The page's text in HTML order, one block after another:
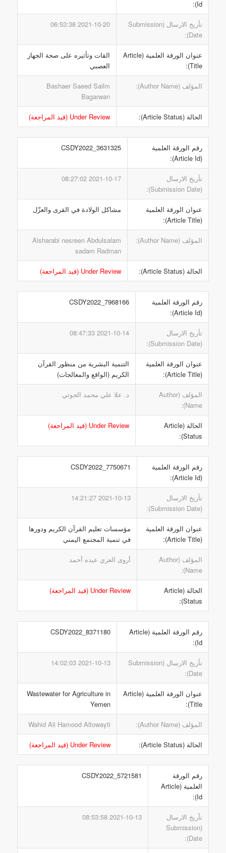
Id):
تأريخ الارسال (Submission
Date):
2021-10-20 06:53:38
عنوان الورقة العلمية (Article
Title):
القات وتأثيره على صحة الجهاز
العصبي
المؤلف (Author Name):
Bashaer Saeed Sailm
Bagarwan
الحالة (Article Status): Under Review (قيد المراجعة)
رقم الورقة العلمية
(Article Id):
CSDY2022_3631325
تأريخ الارسال
(Submission Date):
2021-10-17 08:27:02
عنوان الورقة العلمية
(Article Title):
مشاكل الولادة في القرى والعزّل
المؤلف (Author Name):
Alsharabi nesreen Abdulsalam
sadam Radman
الحالة (Article Status): Under Review (قيد المراجعة)
رقم الورقة العلمية
(Article Id):
CSDY2022_7968166
تأريخ الارسال
(Submission Date):
2021-10-14 08:47:33
عنوان الورقة العلمية
(Article Title):
التنمية البشرية من منظور القرآن
الكريم (الواقع والمعالجات)
المؤلف (Author
Name):
د. علا علي محمد الحوثي
الحالة (Article
Status):
Under Review (قيد المراجعة)
رقم الورقة العلمية
(Article Id):
CSDY2022_7750671
تأريخ الارسال
(Submission Date):
2021-10-13 14:21:27
عنوان الورقة العلمية
(Article Title):
مؤسسات تعليم القرآن الكريم ودورها
في تنمية المجتمع اليمني
المؤلف (Author
Name):
أروى العزي عبده أحمد
الحالة (Article
Status):
Under Review (قيد المراجعة)
رقم الورقة العلمية (Article
Id):
CSDY2022_8371180
تأريخ الارسال (Submission
Date):
2021-10-13 14:02:03
عنوان الورقة العلمية (Article
Title):
Wastewater for Agriculture in
Yemen
المؤلف (Author Name): Wahid Ali Hamood Altowayti
الحالة (Article Status): Under Review (قيد المراجعة)
رقم الورقة
العلمية (Article
Id):
CSDY2022_5721581
تأريخ الارسال
(Submission
Date):
2021-10-13 08:53:58